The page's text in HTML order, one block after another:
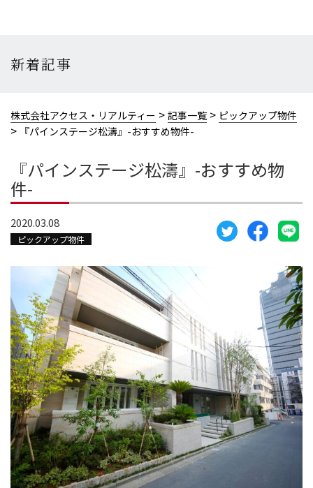
新着記事
株式会社アクセス・リアルティー > 記事一覧 > ピックアップ物件
> 『パインステージ松濤』-おすすめ物件-
『パインステージ松濤』-おすすめ物
件-
2020.03.08
ピックアップ物件